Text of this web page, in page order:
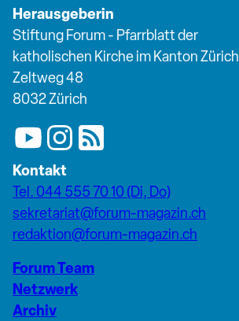
Herausgeberin
Stiftung Forum - Pfarrblatt der
katholischen Kirche im Kanton Zürich
Zeltweg 48
8032 Zürich
Kontakt
Tel. 044 555 70 10 (Di, Do)
sekretariat@forum-magazin.ch
redaktion@forum-magazin.ch
Forum Team
Netzwerk
Archiv